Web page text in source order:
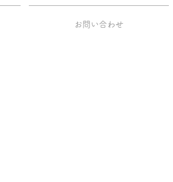
お問い合わせ